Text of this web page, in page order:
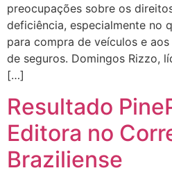
preocupações sobre os
deficiência, especialmente no
para compra de veículos e
de seguros. Domingos Rizzo,
[…]
Resultado
Editora no
Braziliense